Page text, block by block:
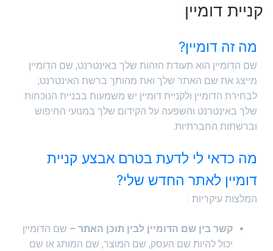
קניית דומיין
מה זה דומיין?
שם הדומיין הוא תעודת הזהות שלך באינטרנט; שם הדומיין
מייצג את שם האתר שלך ואת מהותך ברשת האינטרנט;
לבחירת הדומיין ולקניית דומיין יש משמעות בבניית הנוכחות
שלך באינטרנט והשפעה על הקידום שלך במנועי החיפוש
וברשתות החברתיות.
מה כדאי לי לדעת בטרם אבצע קניית
דומיין לאתר החדש שלי?
המלצות עיקריות :
קשר בין שם הדומיין לבין תוכן האתר – שם הדומיין
יכול להיות שם העסק, שם המוצר, שם המותג או שם